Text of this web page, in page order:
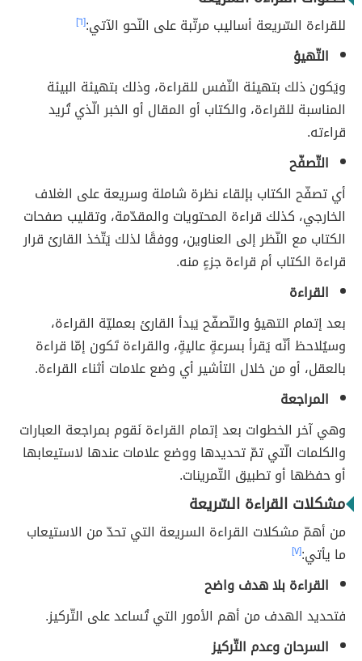
للقراءة السّريعة أساليب مرتّبة على النّحو الآتي:[٦]
التّهيؤ
ويَكون ذلك بتهيئة النّفس للقراءة، وذلك بتهيئة البيئة
المناسبة للقراءة، والكتاب أو المقال أو الخبر الّذي تُريد
قراءته.
التّصفّح
أي تصفّح الكتاب بإلقاء نظرة شاملة وسريعة على الغلاف
الخارجي، كذلك قراءة المحتويات والمقدّمة، وتقليب صفحات
الكتاب مع النّظر إلى العناوين، ووفقًا لذلك يَتّخذ القارئ قرار
قراءة الكتاب أم قراءة جزءٍ منه.
القراءة
بعد إتمام التهيؤ والتّصفّح يَبدأ القارئ بعمليّة القراءة،
وسيُلاحظ أنّه يَقرأ بسرعةٍ عاليةٍ، والقراءة تَكون إمّا قراءة
بالعقل، أو من خلال التأشير أي وضع علامات أثناء القراءة.
المراجعة
وهي آخر الخطوات بعد إتمام القراءة نَقوم بمراجعة العبارات
والكلمات الّتي تمّ تحديدها ووضع علامات عندها لاستيعابها
أو حفظها أو تطبيق التّمرينات.
مشكلات القراءة السّريعة
من أهمّ مشكلات القراءة السريعة التي تحدّ من الاستيعاب
ما يأتي:[٧]
القراءة بلا هدف واضح
فتحديد الهدف من أهم الأمور التي تُساعد على التّركيز.
السرحان وعدم التّركيز